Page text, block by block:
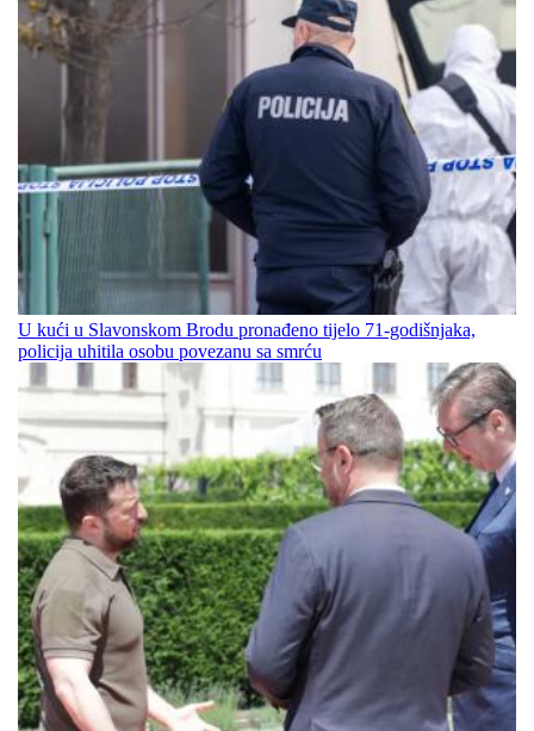
U kući u Slavonskom Brodu pronađeno tijelo 71-godišnjaka,
policija uhitila osobu povezanu sa smrću